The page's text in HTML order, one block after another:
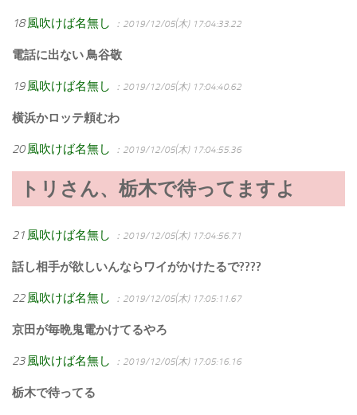
18 風吹けば名無し ：2019/12/05(木) 17:04:33.22
電話に出ない 鳥谷敬
19 風吹けば名無し ：2019/12/05(木) 17:04:40.62
横浜かロッテ頼むわ
20 風吹けば名無し ：2019/12/05(木) 17:04:55.36
トリさん、栃木で待ってますよ
21 風吹けば名無し ：2019/12/05(木) 17:04:56.71
話し相手が欲しいんならワイがかけたるで????
22 風吹けば名無し ：2019/12/05(木) 17:05:11.67
京田が毎晩鬼電かけてるやろ
23 風吹けば名無し ：2019/12/05(木) 17:05:16.16
栃木で待ってる